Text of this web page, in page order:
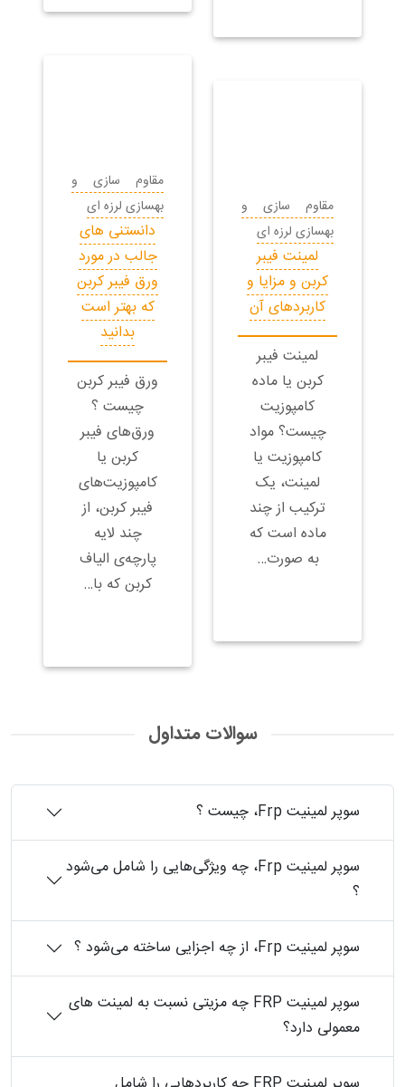
مقاوم سازی و
بهسازی لرزه ای
لمینت فیبر
کربن و مزایا و
کاربردهای آن
لمینت فیبر
کربن یا ماده
کامپوزیت
چیست؟ مواد
کامپوزیت یا
لمینت، یک
ترکیب از چند
ماده است که
به صورت…
مقاوم سازی و
بهسازی لرزه ای
دانستنی های
جالب در مورد
ورق فیبر کربن
که بهتر است
بدانید
ورق فیبر کربن
چیست ؟
ورق‌های فیبر
کربن یا
کامپوزیت‌های
فیبر کربن، از
چند لایه
پارچه‌ی الیاف
کربن که با…
سوالات متداول
سوپر لمینیت ‏Frp، چیست ؟
سوپر لمینیت ‏Frp، چه ویژگی‌هایی را شامل می‌شود
؟
سوپر لمینیت ‏Frp، از چه اجزایی ساخته می‌شود ؟
سوپر لمینیت‎ FRP ‎چه مزیتی نسبت به لمینت های
معمولی دارد؟